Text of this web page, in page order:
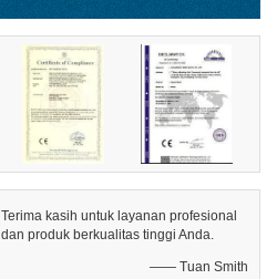
Terima kasih untuk layanan profesional
dan produk berkualitas tinggi Anda.
—— Tuan Smith